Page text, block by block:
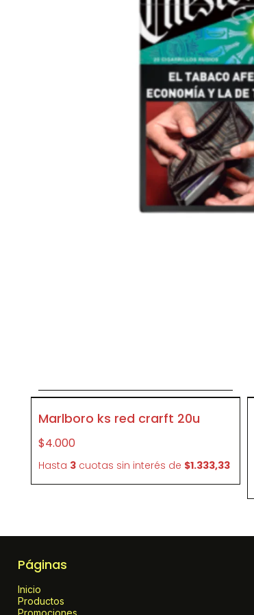
Marlboro ks red crarft 20u
$4.000
Hasta 3 cuotas sin interés de $1.333,33
Páginas
Inicio
Productos
Promociones